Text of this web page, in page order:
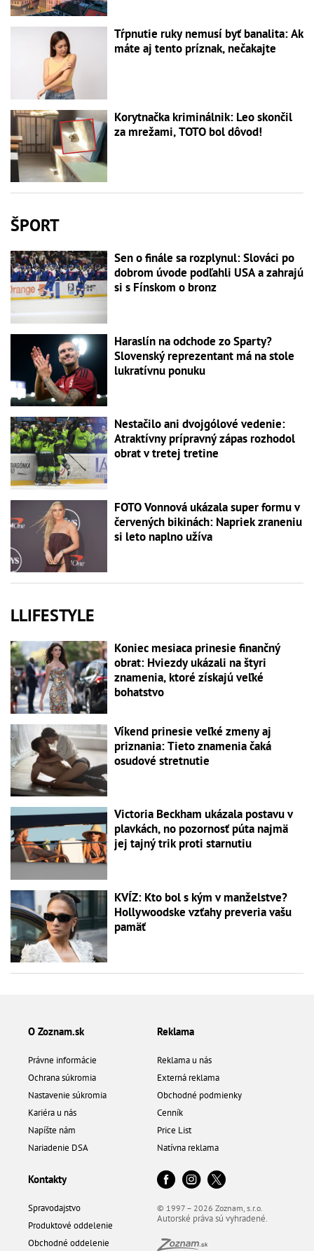
Tŕpnutie ruky nemusí byť banalita: Ak
máte aj tento príznak, nečakajte
Korytnačka kriminálnik: Leo skončil
za mrežami, TOTO bol dôvod!
ŠPORT
Sen o finále sa rozplynul: Slováci po
dobrom úvode podľahli USA a zahrajú
si s Fínskom o bronz
Haraslín na odchode zo Sparty?
Slovenský reprezentant má na stole
lukratívnu ponuku
Nestačilo ani dvojgólové vedenie:
Atraktívny prípravný zápas rozhodol
obrat v tretej tretine
FOTO Vonnová ukázala super formu v
červených bikinách: Napriek zraneniu
si leto naplno užíva
LLIFESTYLE
Koniec mesiaca prinesie finančný
obrat: Hviezdy ukázali na štyri
znamenia, ktoré získajú veľké
bohatstvo
Víkend prinesie veľké zmeny aj
priznania: Tieto znamenia čaká
osudové stretnutie
Victoria Beckham ukázala postavu v
plavkách, no pozornosť púta najmä
jej tajný trik proti starnutiu
KVÍZ: Kto bol s kým v manželstve?
Hollywoodske vzťahy preveria vašu
pamäť
O Zoznam.sk
Právne informácie
Ochrana súkromia
Nastavenie súkromia
Kariéra u nás
Napíšte nám
Nariadenie DSA
Reklama
Reklama u nás
Externá reklama
Obchodné podmienky
Cenník
Price List
Natívna reklama
Kontakty
Spravodajstvo
Produktové oddelenie
Obchodné oddelenie
© 1997 – 2026 Zoznam, s.r.o.
Autorské práva sú vyhradené.